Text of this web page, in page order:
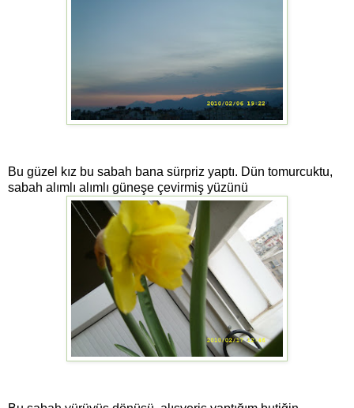
Bu güzel kız bu sabah bana sürpriz yaptı. Dün tomurcuktu,
sabah alımlı alımlı güneşe çevirmiş yüzünü